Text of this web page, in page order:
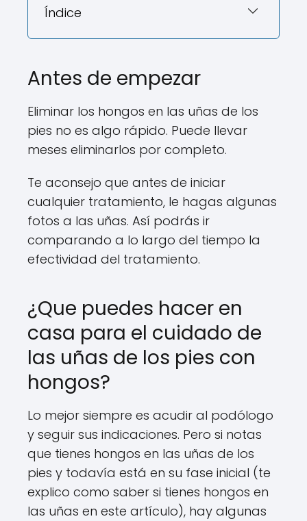
Índice
Antes de empezar
Eliminar los hongos en las uñas de los
pies no es algo rápido. Puede llevar
meses eliminarlos por completo.
Te aconsejo que antes de iniciar
cualquier tratamiento, le hagas algunas
fotos a las uñas. Así podrás ir
comparando a lo largo del tiempo la
efectividad del tratamiento.
¿Que puedes hacer en
casa para el cuidado de
las uñas de los pies con
hongos?
Lo mejor siempre es acudir al podólogo
y seguir sus indicaciones. Pero si notas
que tienes hongos en las uñas de los
pies y todavía está en su fase inicial (te
explico como saber si tienes hongos en
las uñas en este artículo), hay algunas